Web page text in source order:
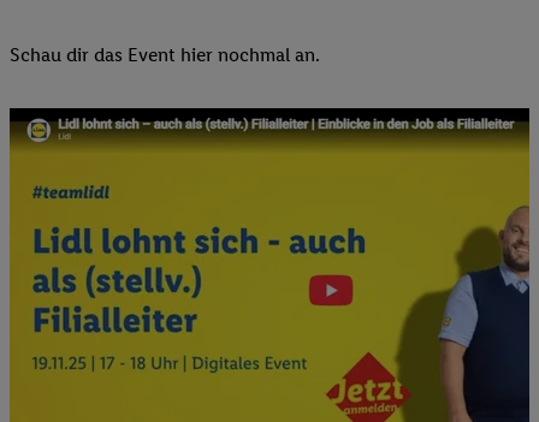
Schau dir das Event hier nochmal an.